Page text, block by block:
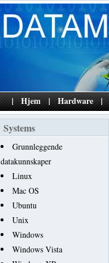
| Hjem | Hardware |
Systems
Grunnleggende
datakunnskaper
Linux
Mac OS
Ubuntu
Unix
Windows
Windows Vista